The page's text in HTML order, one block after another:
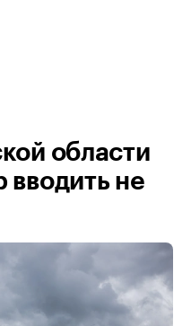
области
вводить не